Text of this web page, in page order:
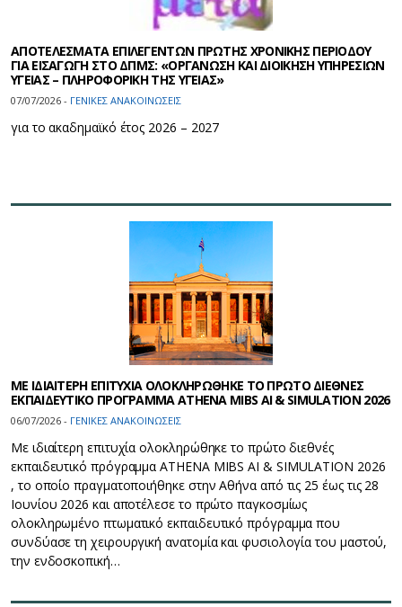
ΑΠΟΤΕΛΕΣΜΑΤΑ ΕΠΙΛΕΓΕΝΤΩΝ ΠΡΩΤΗΣ ΧΡΟΝΙΚΗΣ ΠΕΡΙΟΔΟΥ
ΓΙΑ ΕΙΣΑΓΩΓΗ ΣΤΟ ΔΠΜΣ: «ΟΡΓΑΝΩΣΗ ΚΑΙ ΔΙΟΙΚΗΣΗ ΥΠΗΡΕΣΙΩΝ
ΥΓΕΙΑΣ – ΠΛΗΡΟΦΟΡΙΚΗ ΤΗΣ ΥΓΕΙΑΣ»
07/07/2026 - ΓΕΝΙΚΕΣ ΑΝΑΚΟΙΝΩΣΕΙΣ
για το ακαδημαϊκό έτος 2026 – 2027
ΜΕ ΙΔΙΑΙΤΕΡΗ ΕΠΙΤΥΧΙΑ ΟΛΟΚΛΗΡΩΘΗΚΕ ΤΟ ΠΡΩΤΟ ΔΙΕΘΝΕΣ
ΕΚΠΑΙΔΕΥΤΙΚΟ ΠΡΟΓΡΑΜΜΑ ATHENA MIBS AI & SIMULATION 2026
06/07/2026 - ΓΕΝΙΚΕΣ ΑΝΑΚΟΙΝΩΣΕΙΣ
Με ιδιαίτερη επιτυχία ολοκληρώθηκε το πρώτο διεθνές
εκπαιδευτικό πρόγραμμα ATHENA MIBS ΑΙ & SIMULATION 2026
, το οποίο πραγματοποιήθηκε στην Αθήνα από τις 25 έως τις 28
Ιουνίου 2026 και αποτέλεσε το πρώτο παγκοσμίως
ολοκληρωμένο πτωματικό εκπαιδευτικό πρόγραμμα που
συνδύασε τη χειρουργική ανατομία και φυσιολογία του μαστού,
την ενδοσκοπική…